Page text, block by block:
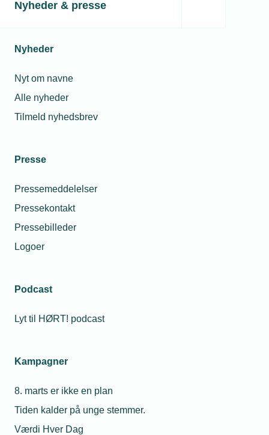
Nyheder & presse
Nyheder
Nyt om navne
Alle nyheder
Tilmeld nyhedsbrev
Presse
Pressemeddelelser
Pressekontakt
Pressebilleder
Logoer
Podcast
Lyt til HØRT! podcast
Kampagner
8. marts er ikke en plan
Tiden kalder på unge stemmer.
Værdi Hver Dag
Politik & analyse